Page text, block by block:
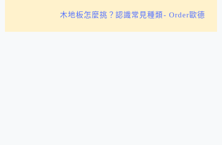
木地板怎麼挑？認識常見種類- Order歐德